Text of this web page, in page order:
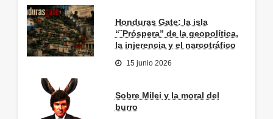
Honduras Gate: la isla
“¨Próspera” de la geopolítica,
la injerencia y el narcotráfico
15 junio 2026
Sobre Milei y la moral del
burro